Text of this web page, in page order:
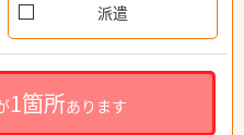
派遣
1箇所あります